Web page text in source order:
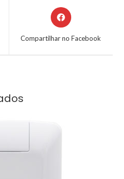
Compartilhar no Facebook